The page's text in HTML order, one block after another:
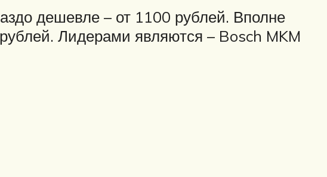
дешевле – от 1100 рублей. Вполне
Лидерами являются – Bosch MKM